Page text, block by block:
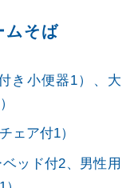
ムそば
き小便器1）、大
ェア付1）
ッド付2、男性用